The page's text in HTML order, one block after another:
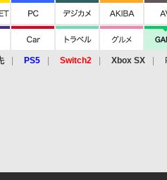
PS5 Switch2 Xbox SX